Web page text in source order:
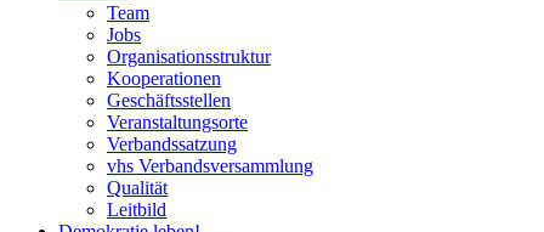
Team
Jobs
Organisationsstruktur
Kooperationen
Geschäftsstellen
Veranstaltungsorte
Verbandssatzung
vhs Verbandsversammlung
Qualität
Leitbild